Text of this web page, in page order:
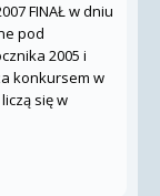
FINAŁ w dniu
pod
2005 i
konkursem w
się w